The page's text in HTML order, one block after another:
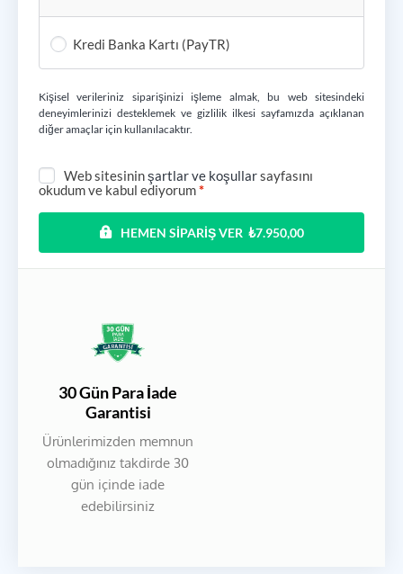
Kredi Banka Kartı (PayTR)
Kişisel verileriniz siparişinizi işleme almak, bu web sitesindeki
deneyimlerinizi desteklemek ve gizlilik ilkesi sayfamızda açıklanan
diğer amaçlar için kullanılacaktır.
Web sitesininşartlar ve koşullarsayfasını
okudum ve kabul ediyorum*
HEMEN SIPARIŞ VER ₺7.950,00
30 Gün Para İade
Garantisi
Ürünlerimizden memnun
olmadığınız takdirde 30
gün içinde iade
edebilirsiniz